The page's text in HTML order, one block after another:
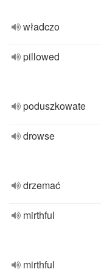
władczo
pillowed
poduszkowate
drowse
drzemać
mirthful
mirthful